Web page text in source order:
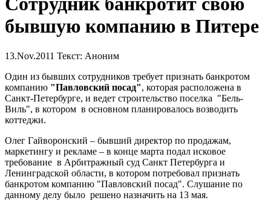
бывшую компанию в Питере
13.Nov.2011 Текст: Аноним
Один из бывших сотрудников требует признать банкротом
компанию "Павловский посад", которая расположена в
Санкт-Петербурге, и ведет строительство поселка "Бель-
Виль", в котором в основном планировалось возводить
коттеджи.
Олег Гайворонский – бывший директор по продажам,
маркетингу и рекламе – в конце марта подал исковое
требование в Арбитражный суд Санкт Петербурга и
Ленинградской области, в котором потребовал признать
банкротом компанию "Павловский посад". Слушание по
данному делу было решено назначить на 13 мая.